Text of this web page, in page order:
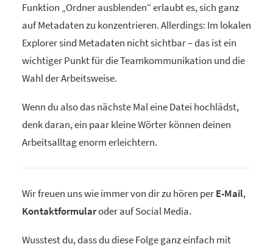
Funktion „Ordner ausblenden“ erlaubt es, sich ganz
auf Metadaten zu konzentrieren. Allerdings: Im lokalen
Explorer sind Metadaten nicht sichtbar – das ist ein
wichtiger Punkt für die Teamkommunikation und die
Wahl der Arbeitsweise.
Wenn du also das nächste Mal eine Datei hochlädst,
denk daran, ein paar kleine Wörter können deinen
Arbeitsalltag enorm erleichtern.
Wir freuen uns wie immer von dir zu hören perE-Mail,
Kontaktformularoder auf Social Media.
Wusstest du, dass du diese Folge ganz einfach mit